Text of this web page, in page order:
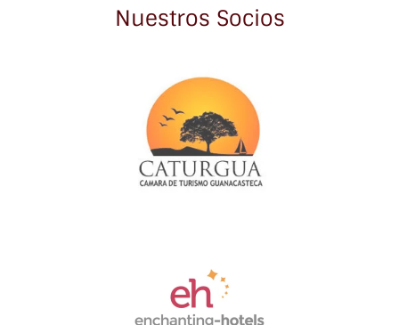
Nuestros Socios